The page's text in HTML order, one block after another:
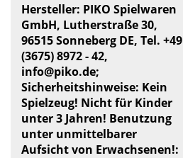
Hersteller: PIKO Spielwaren
GmbH, Lutherstraße 30,
96515 Sonneberg DE, Tel. +49
(3675) 8972 - 42,
info@piko.de;
Sicherheitshinweise: Kein
Spielzeug! Nicht für Kinder
unter 3 Jahren! Benutzung
unter unmittelbarer
Aufsicht von Erwachsenen!: